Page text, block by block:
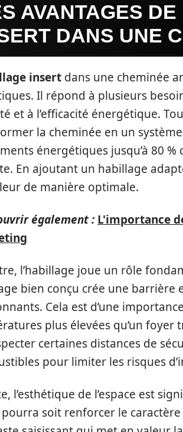
AVANTAGES DE
DANS UNE
insert dans une cheminée
Il répond à plusieurs
et à l’efficacité énergétique.
la cheminée en un
énergétiques jusqu’à 80
En ajoutant un habillage
de manière optimale.
également : L'importance
l’habillage joue un rôle
bien conçu crée une barrière
Cela est d’une
plus élevées qu’un foyer
certaines distances de
pour limiter les risques
l’esthétique de l’espace est
soit renforcer le